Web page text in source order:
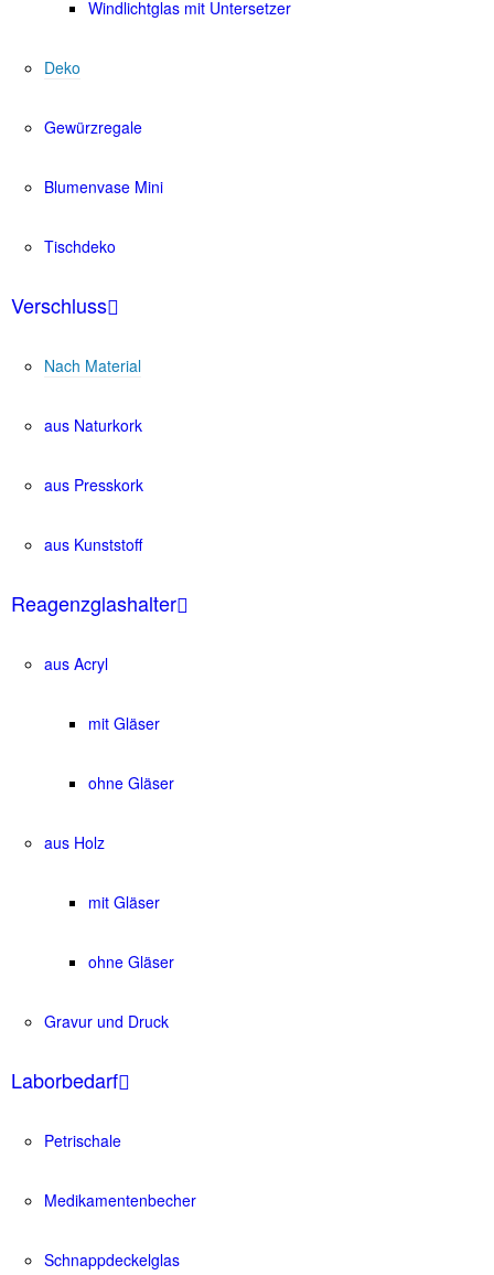
Windlichtglas mit Untersetzer
Deko
Gewürzregale
Blumenvase Mini
Tischdeko
Verschluss
Nach Material
aus Naturkork
aus Presskork
aus Kunststoff
Reagenzglashalter
aus Acryl
mit Gläser
ohne Gläser
aus Holz
mit Gläser
ohne Gläser
Gravur und Druck
Laborbedarf
Petrischale
Medikamentenbecher
Schnappdeckelglas